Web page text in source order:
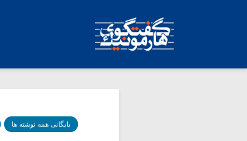
بایگانی همه نوشته ها